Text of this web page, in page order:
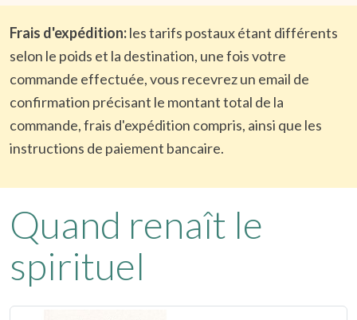
Frais d'expédition:les tarifs postaux étant différents
selon le poids et la destination, une fois votre
commande effectuée, vous recevrez un email de
confirmation précisant le montant total de la
commande, frais d'expédition compris, ainsi que les
instructions de paiement bancaire.
Quand renaît le
spirituel